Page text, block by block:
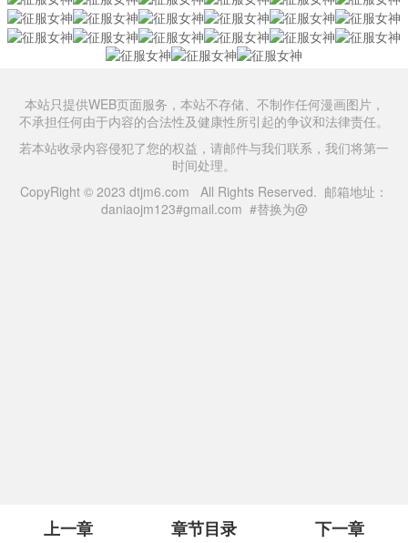
上一章 章节目录 下一章
本站只提供WEB页面服务，本站不存储、不制作任何漫画图片，
不承担任何由于内容的合法性及健康性所引起的争议和法律责任。
若本站收录内容侵犯了您的权益，请邮件与我们联系，我们将第一
时间处理。
CopyRight © 2023 dtjm6.com All Rights Reserved. 邮箱地址：
daniaojm123#gmail.com #替换为@